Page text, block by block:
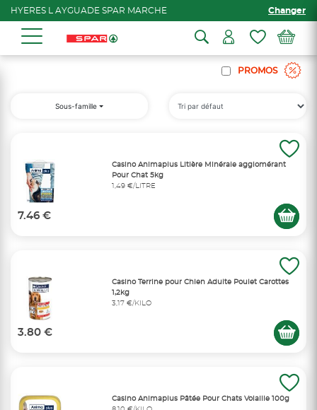
HYERES L AYGUADE SPAR MARCHE Changer
PROMOS
Sous-famille
Casino Animaplus Litière Minérale agglomérant
Pour Chat 5kg
1,49 €/LITRE
7.46 €
Casino Terrine pour Chien Adulte Poulet Carottes
1,2kg
3,17 €/KILO
3.80 €
Casino Animaplus Pâtée Pour Chats Volaille 100g